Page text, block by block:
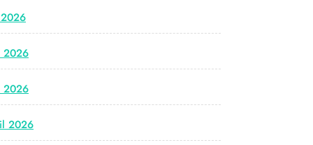
2026
2026
2026